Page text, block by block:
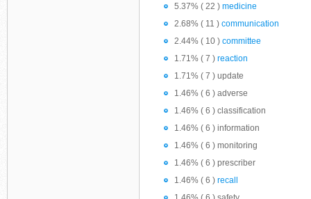
5.37% ( 22 ) medicine
2.68% ( 11 ) communication
2.44% ( 10 ) committee
1.71% ( 7 ) reaction
1.71% ( 7 ) update
1.46% ( 6 ) adverse
1.46% ( 6 ) classification
1.46% ( 6 ) information
1.46% ( 6 ) monitoring
1.46% ( 6 ) prescriber
1.46% ( 6 ) recall